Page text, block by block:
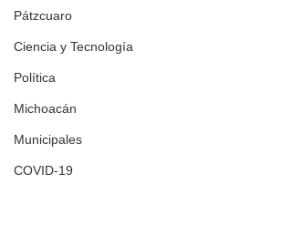
Pátzcuaro
Ciencia y Tecnología
Política
Michoacán
Municipales
COVID-19